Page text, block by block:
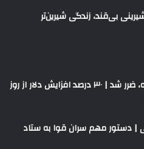
بی‌قند، زندگی شیرین‌تر
افزایش حقوق سال آینده نیامده، ضرر شد | ۳۰ درصد افزایش دلار از روز
| دستور مهم سران قوا به ستاد